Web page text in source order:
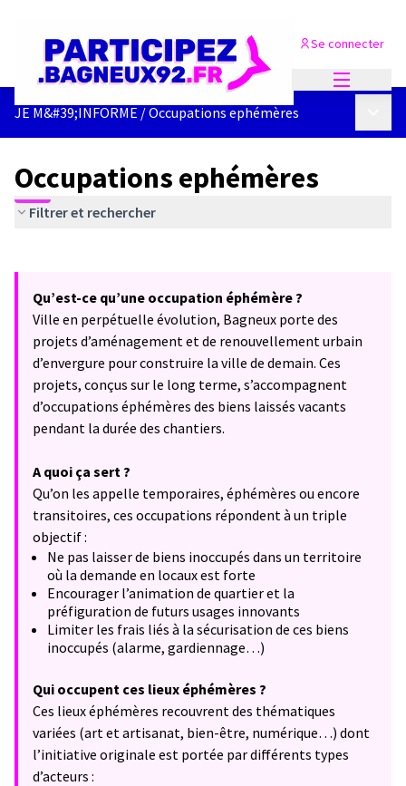
Se connecter
JE M&#39;INFORME /Occupations ephémères
Occupations ephémères
Filtrer et rechercher
−
Qu’est-ce qu’une occupation éphémère ?
Ville en perpétuelle évolution, Bagneux porte des
projets d’aménagement et de renouvellement urbain
d’envergure pour construire la ville de demain. Ces
projets, conçus sur le long terme, s’accompagnent
d’occupations éphémères des biens laissés vacants
pendant la durée des chantiers.
A quoi ça sert ?
Qu’on les appelle temporaires, éphémères ou encore
transitoires, ces occupations répondent à un triple
objectif :
Ne pas laisser de biens inoccupés dans un territoire
où la demande en locaux est forte
Encourager l’animation de quartier et la
préfiguration de futurs usages innovants
Limiter les frais liés à la sécurisation de ces biens
inoccupés (alarme, gardiennage…)
Qui occupent ces lieux éphémères ?
Ces lieux éphémères recouvrent des thématiques
variées (art et artisanat, bien-être, numérique…) dont
l’initiative originale est portée par différents types
d’acteurs :